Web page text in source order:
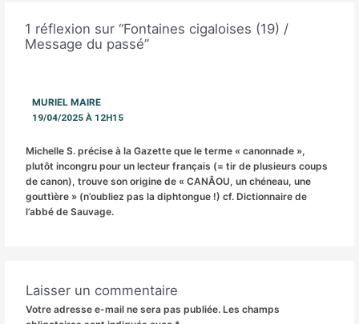
1 réflexion sur “Fontaines cigaloises (19) /
Message du passé”
MURIEL MAIRE
19/04/2025 À 12H15
Michelle S. précise à la Gazette que le terme « canonnade »,
plutôt incongru pour un lecteur français (= tir de plusieurs coups
de canon), trouve son origine de « CANÂOU, un chéneau, une
gouttìère » (n’oubliez pas la diphtongue !) cf. Dictionnaire de
l’abbé de Sauvage.
Laisser un commentaire
Votre adresse e-mail ne sera pas publiée. Les champs